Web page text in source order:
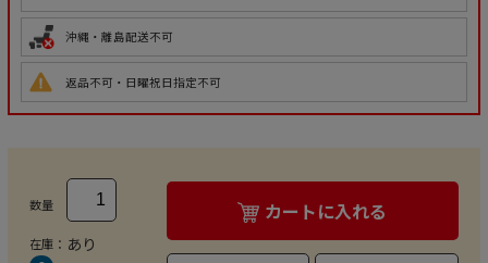
沖縄・離島配送不可
返品不可・日曜祝日指定不可
数量
在庫： あり
カートに入れる